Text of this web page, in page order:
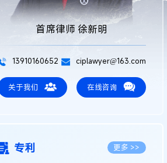
首席律师 徐新明
13910160652 ciplawyer@163.com
关于我们 在线咨询
专利 更多 >>